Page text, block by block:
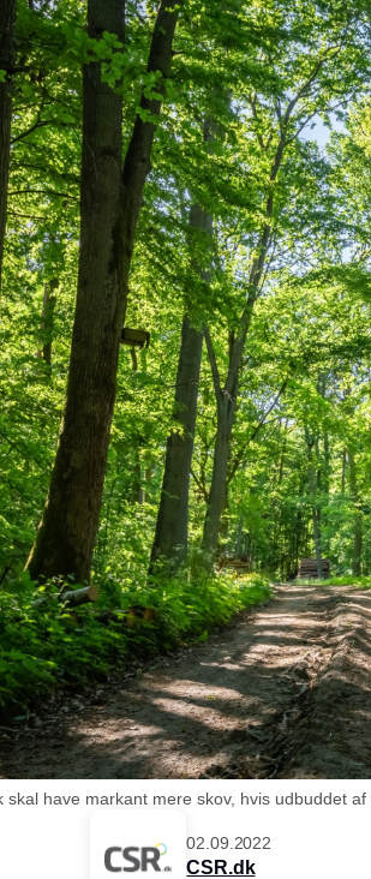
skal have markant mere skov, hvis udbuddet
02.09.2022
CSR.dk